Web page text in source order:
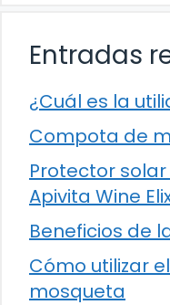
Entradas
¿Cuál es la
Compota de
Protector solar
Apivita Wine
Beneficios de
Cómo utilizar
mosqueta